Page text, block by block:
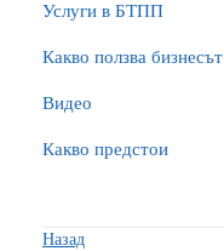
Услуги в БТПП
Какво ползва бизнесът
Видео
Какво предстои
Назад